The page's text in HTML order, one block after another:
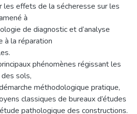
les effets de la sécheresse sur les
à
de diagnostic et d’analyse
à la réparation
phénomènes régissant les
sols,
méthodologique pratique,
classiques de bureaux d’études
pathologique des constructions.